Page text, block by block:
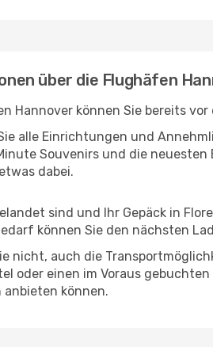
über die Flughäfen
Hannover können Sie bereits
alle Einrichtungen und
Souvenirs und die
dabei.
sind und Ihr Gepäck in
können Sie den nächsten
nicht, auch die
oder einen im Voraus
können.